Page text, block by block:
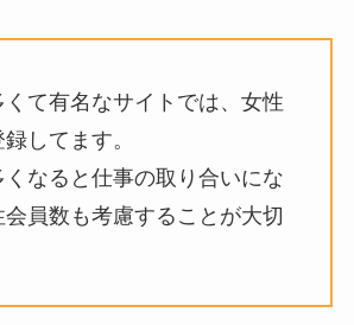
て有名なサイトでは、女性
してます。
くなると仕事の取り合いにな
員数も考慮することが大切